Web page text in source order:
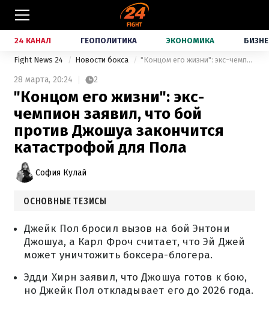
24 КАНАЛ ГЕОПОЛИТИКА ЭКОНОМИКА
Fight News 24 Новости бокса "Концом его жизни": экс-чемпион заявил, что бой против Джошуа закончится катастрофой для Пола
28 марта, 20:24 2
"Концом его жизни": экс-
чемпион заявил, что бой
против Джошуа закончится
катастрофой для Пола
София Кулай
ОСНОВНЫЕ ТЕЗИСЫ
Джейк Пол бросил вызов на бой Энтони
Джошуа, а Карл Фроч считает, что Эй Джей
может уничтожить боксера-блогера.
Эдди Хирн заявил, что Джошуа готов к бою,
но Джейк Пол откладывает его до 2026 года.